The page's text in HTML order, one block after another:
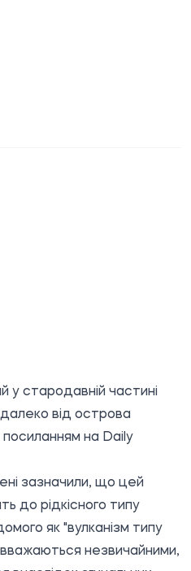
стародавній частині
від острова
посиланням на Daily
зазначили, що цей
до рідкісного типу
як "вулканізм типу
незвичайними,